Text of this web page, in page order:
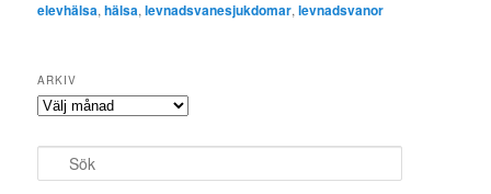
elevhälsa,hälsa,levnadsvanesjukdomar,levnadsvanor
ARKIV
Arkiv
ö